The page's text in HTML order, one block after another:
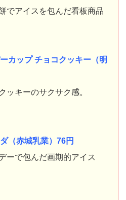
でアイスを包んだ看板商品
カップ チョコクッキー（明
ッキーのサクサク感。
（赤城乳業）76円
ーで包んだ画期的アイス